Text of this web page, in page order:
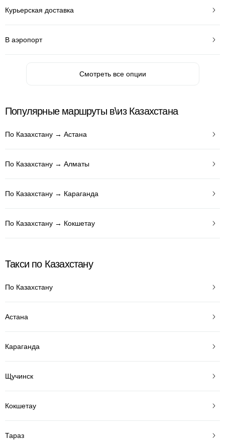
Курьерская доставка
В аэропорт
Смотреть все опции
Популярные маршруты в\из Казахстана
По Казахстану → Астана
По Казахстану → Алматы
По Казахстану → Караганда
По Казахстану → Кокшетау
Такси по Казахстану
По Казахстану
Астана
Караганда
Щучинск
Кокшетау
Тараз